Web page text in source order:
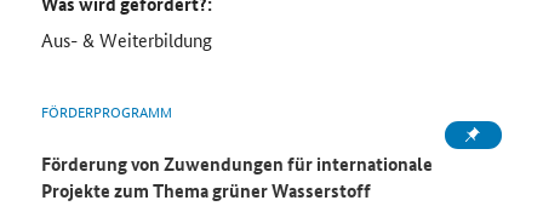
Aus- & Weiterbildung
FÖRDERPROGRAMM
Förderung von Zuwendungen für internationale
Projekte zum Thema grüner Wasserstoff